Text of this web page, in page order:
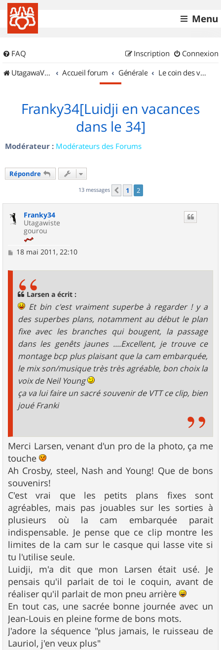
Menu
FAQ Connexion
Inscription
UtagawaVTT (Randos VTT et VTTAE avec traces GPS)
Accueil forum Générale Le coin des vidéastes
Franky34[Luidji en vacances
dans le 34]
Modérateur : Modérateurs des Forums
Répondre
13 messages Précédent
1 2
Franky34
Utagawiste
gourou
M18 mai 2011, 22:10
Larsen a écrit :
Et bin c'est vraiment superbe à regarder ! y a
des superbes plans, notamment au début le plan
fixe avec les branches qui bougent, la passage
dans les genêts jaunes ....Excellent, je trouve ce
montage bcp plus plaisant que la cam embarquée,
le mix son/musique très très agréable, bon choix la
voix de Neil Young
ça va lui faire un sacré souvenir de VTT ce clip, bien
joué Franki
Merci Larsen, venant d'un pro de la photo, ça me
touche
Ah Crosby, steel, Nash and Young! Que de bons
souvenirs!
C'est vrai que les petits plans fixes sont
agréables, mais pas jouables sur les sorties à
plusieurs où la cam embarquée parait
indispensable. Je pense que ce clip montre les
limites de la cam sur le casque qui lasse vite si
tu l'utilise seule.
Luidji, m'a dit que mon Larsen était usé. Je
pensais qu'il parlait de toi le coquin, avant de
réaliser qu'il parlait de mon pneu arrière
En tout cas, une sacrée bonne journée avec un
Jean-Louis en pleine forme de bons mots.
J'adore la séquence "plus jamais, le ruisseau de
Lauriol, j'en veux plus"